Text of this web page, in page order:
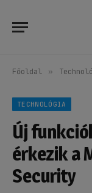
Főoldal »
TECHNOLÓGIA
Új
érkezik a
Security